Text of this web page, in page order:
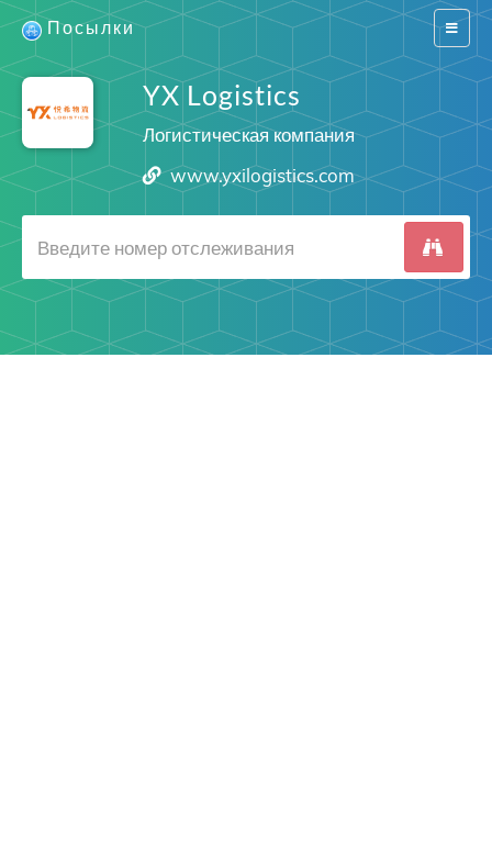
Switch
Посылки
YX Logistics
Логистическая компания
www.yxilogistics.com